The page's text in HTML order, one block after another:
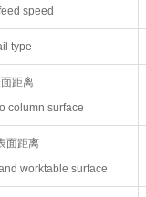
speed
type
距离
column surface
面距离
worktable surface